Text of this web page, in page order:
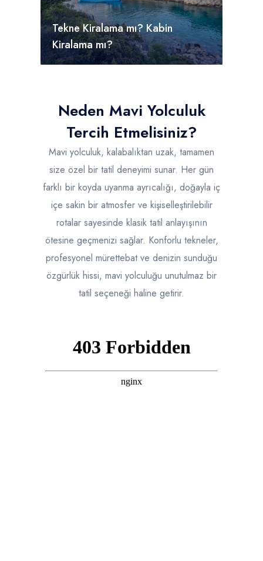
Tekne Kiralama mı? Kabin
Kiralama mı?
Neden Mavi Yolculuk
Tercih Etmelisiniz?
Mavi yolculuk, kalabalıktan uzak, tamamen
size özel bir tatil deneyimi sunar. Her gün
farklı bir koyda uyanma ayrıcalığı, doğayla iç
içe sakin bir atmosfer ve kişiselleştirilebilir
rotalar sayesinde klasik tatil anlayışının
ötesine geçmenizi sağlar. Konforlu tekneler,
profesyonel mürettebat ve denizin sunduğu
özgürlük hissi, mavi yolculuğu unutulmaz bir
tatil seçeneği haline getirir.